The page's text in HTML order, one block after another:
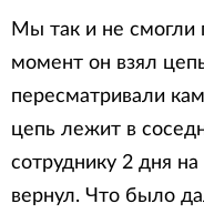
Мы так и не смогли
момент он взял
пересматривали
цепь лежит в
сотруднику 2 дня
вернул. Что было